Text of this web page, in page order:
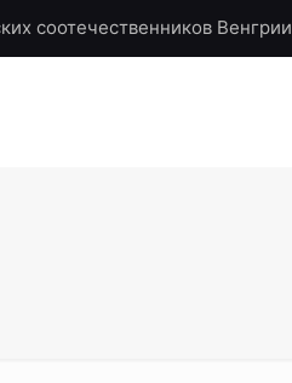
соотечественников Венгрии